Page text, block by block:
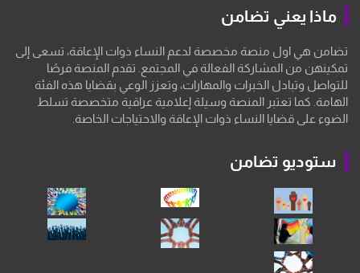
ماذا يعني تضامن
تضامن هي اول منصة مخصصة لدعم النساء ذوات الإعاقة، تسعى إلى
تمكينهن من المشاركة الفعالة في المجتمع. تقدم المنصة فرصًا
للتواصل وتبادل الخبرات والمهارات، وتعزز الوعي بقضايا هذه الفئة
الهامة. كما تعتبر المنصة وسيلة إعلامية عراقية متخصصة تسلط
الضوء على قضايا النساء ذوات الإعاقة والاحتياجات الخاصة.
ستوديو تضامن